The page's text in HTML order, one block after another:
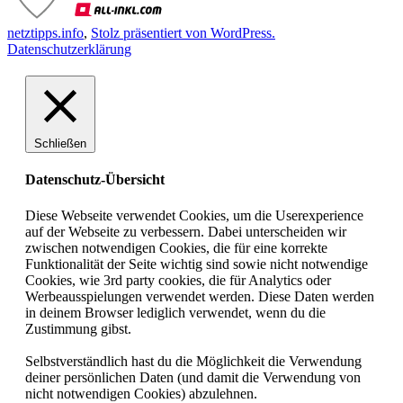
netztipps.info, Stolz präsentiert von WordPress.
Datenschutzerklärung
Schließen
Datenschutz-Übersicht
Diese Webseite verwendet Cookies, um die Userexperience
auf der Webseite zu verbessern. Dabei unterscheiden wir
zwischen notwendigen Cookies, die für eine korrekte
Funktionalität der Seite wichtig sind sowie nicht notwendige
Cookies, wie 3rd party cookies, die für Analytics oder
Werbeausspielungen verwendet werden. Diese Daten werden
in deinem Browser lediglich verwendet, wenn du die
Zustimmung gibst.
Selbstverständlich hast du die Möglichkeit die Verwendung
deiner persönlichen Daten (und damit die Verwendung von
nicht notwendigen Cookies) abzulehnen.